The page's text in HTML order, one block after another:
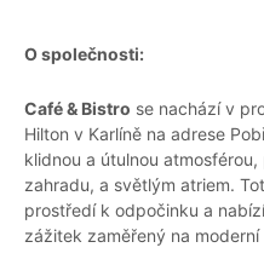
O společnosti:
Café & Bistro se nachází v
Hilton v Karlíně na adrese
klidnou a útulnou
zahradu, a světlým atriem.
prostředí k odpočinku a
zážitek zaměřený na